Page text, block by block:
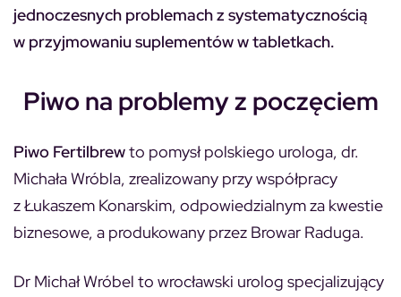
jednoczesnych problemach z systematycznością
w przyjmowaniu suplementów w tabletkach.
Piwo na problemy z poczęciem
Piwo Fertilbrewto pomysł polskiego urologa, dr.
Michała Wróbla, zrealizowany przy współpracy
z Łukaszem Konarskim, odpowiedzialnym za kwestie
biznesowe, a produkowany przez Browar Raduga.
Dr Michał Wróbel to wrocławski urolog specjalizujący